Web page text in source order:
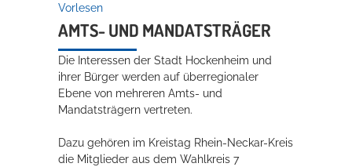
Kultur
Bildung
Wirtschaft
Willkommen in Hockenheim
Vorlesen
AMTS- UND MANDATSTRÄGER
Die Interessen der Stadt Hockenheim und
ihrer Bürger werden auf überregionaler
Ebene von mehreren Amts- und
Mandatsträgern vertreten.
Dazu gehören im Kreistag Rhein-Neckar-Kreis
die Mitglieder aus dem Wahlkreis 7